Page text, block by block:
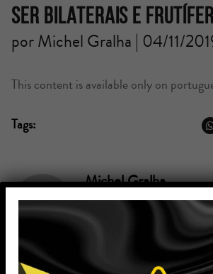
ser bilaterais e
por Michel Gralha | 04/11/
This content is available only on
Tags:
Michel Gralha
Fundador do escritório
Advogados, é
Direito Societário,
Empresarial. Após oito
em escritórios de